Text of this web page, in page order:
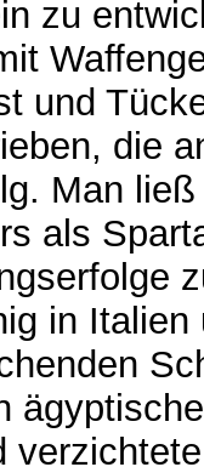
zu
und
die
Man
als
in